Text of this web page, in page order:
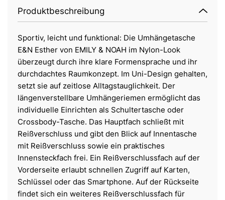
Produktbeschreibung
Sportiv, leicht und funktional: Die Umhängetasche
E&N Esther von EMILY & NOAH im Nylon-Look
überzeugt durch ihre klare Formensprache und ihr
durchdachtes Raumkonzept. Im Uni-Design gehalten,
setzt sie auf zeitlose Alltagstauglichkeit. Der
längenverstellbare Umhängeriemen ermöglicht das
individuelle Einrichten als Schultertasche oder
Crossbody-Tasche. Das Hauptfach schließt mit
Reißverschluss und gibt den Blick auf Innentasche
mit Reißverschluss sowie ein praktisches
Innensteckfach frei. Ein Reißverschlussfach auf der
Vorderseite erlaubt schnellen Zugriff auf Karten,
Schlüssel oder das Smartphone. Auf der Rückseite
findet sich ein weiteres Reißverschlussfach für